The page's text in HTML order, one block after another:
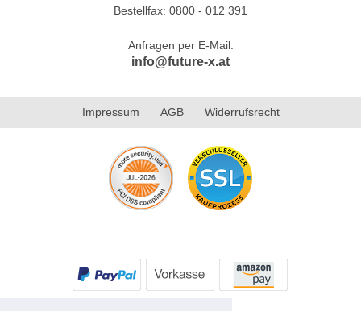
Bestellfax: 0800 - 012 391
Anfragen per E-Mail:
info@future-x.at
Impressum AGB Widerrufsrecht